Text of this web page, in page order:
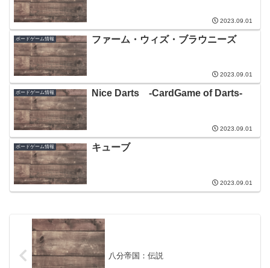
2023.09.01
ボードゲーム情報 ファーム・ウィズ・ブラウニーズ
2023.09.01
ボードゲーム情報 Nice Darts -CardGame of Darts-
2023.09.01
ボードゲーム情報 キューブ
2023.09.01
八分帝国：伝説